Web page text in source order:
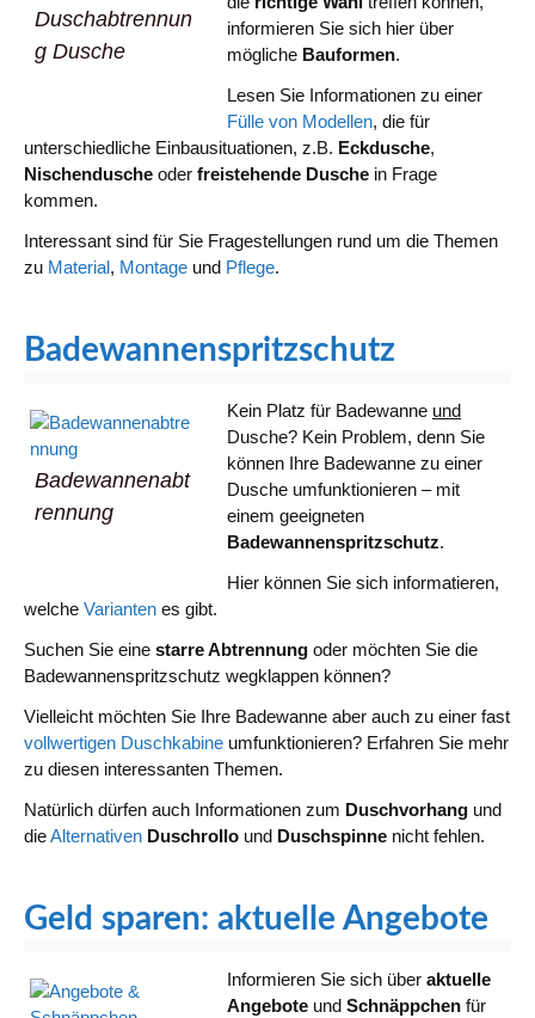
Duschabtrennun
g Dusche
informieren Sie sich hier über
mögliche Bauformen.
Lesen Sie Informationen zu einer
Fülle von Modellen, die für
unterschiedliche Einbausituationen, z.B. Eckdusche,
Nischendusche oder freistehende Dusche in Frage
kommen.
Interessant sind für Sie Fragestellungen rund um die Themen
zu Material, Montage und Pflege.
Badewannenspritzschutz
Badewannenabt
rennung
Kein Platz für Badewanne und
Dusche? Kein Problem, denn Sie
können Ihre Badewanne zu einer
Dusche umfunktionieren – mit
einem geeigneten
Badewannenspritzschutz.
Hier können Sie sich informatieren,
welche Varianten es gibt.
Suchen Sie eine starre Abtrennung oder möchten Sie die
Badewannenspritzschutz wegklappen können?
Vielleicht möchten Sie Ihre Badewanne aber auch zu einer fast
vollwertigen Duschkabine umfunktionieren? Erfahren Sie mehr
zu diesen interessanten Themen.
Natürlich dürfen auch Informationen zum Duschvorhang und
dieAlternativen Duschrollo und Duschspinne nicht fehlen.
Geld sparen: aktuelle Angebote
Informieren Sie sich über aktuelle
Angebote und Schnäppchen für